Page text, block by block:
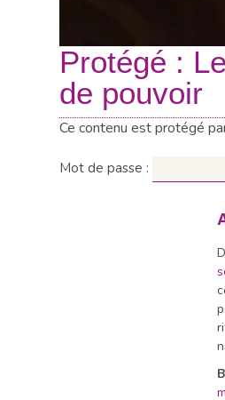
Protégé :
de pouvoir
Ce contenu est protégé
Mot de passe :